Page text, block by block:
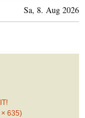
Sa, 8. Aug 2026
× 635)